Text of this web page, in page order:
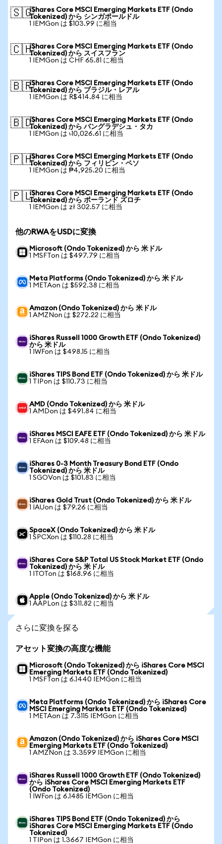
🇸🇬iShares Core MSCI Emerging Markets ETF (Ondo
Tokenized) から シンガポールドル
1 IEMGon は $103.99 に相当
🇨🇭iShares Core MSCI Emerging Markets ETF (Ondo
Tokenized) から スイスフラン
1 IEMGon は CHF 65.81 に相当
🇧🇷iShares Core MSCI Emerging Markets ETF (Ondo
Tokenized) から ブラジル・レアル
1 IEMGon は R$414.84 に相当
🇧🇩iShares Core MSCI Emerging Markets ETF (Ondo
Tokenized) から バングラデシュ・タカ
1 IEMGon は ৳10,026.61 に相当
🇵🇭iShares Core MSCI Emerging Markets ETF (Ondo
Tokenized) から フィリピン・ペソ
1 IEMGon は ₱4,925.20 に相当
🇵🇱iShares Core MSCI Emerging Markets ETF (Ondo
Tokenized) から ポーランド ズロチ
1 IEMGon は zł 302.57 に相当
他のRWAをUSDに変換
Microsoft (Ondo Tokenized) から 米ドル
1 MSFTon は $497.79 に相当
Meta Platforms (Ondo Tokenized) から 米ドル
1 METAon は $592.38 に相当
Amazon (Ondo Tokenized) から 米ドル
1 AMZNon は $272.22 に相当
iShares Russell 1000 Growth ETF (Ondo Tokenized)
から 米ドル
1 IWFon は $498.15 に相当
iShares TIPS Bond ETF (Ondo Tokenized) から 米ドル
1 TIPon は $110.73 に相当
AMD (Ondo Tokenized) から 米ドル
1 AMDon は $491.84 に相当
iShares MSCI EAFE ETF (Ondo Tokenized) から 米ドル
1 EFAon は $109.48 に相当
iShares 0-3 Month Treasury Bond ETF (Ondo
Tokenized) から 米ドル
1 SGOVon は $101.83 に相当
iShares Gold Trust (Ondo Tokenized) から 米ドル
1 IAUon は $79.26 に相当
SpaceX (Ondo Tokenized) から 米ドル
1 SPCXon は $110.28 に相当
iShares Core S&P Total US Stock Market ETF (Ondo
Tokenized) から 米ドル
1 ITOTon は $168.96 に相当
Apple (Ondo Tokenized) から 米ドル
1 AAPLon は $311.82 に相当
さらに変換を探る
アセット変換の高度な機能
Microsoft (Ondo Tokenized) から iShares Core MSCI
Emerging Markets ETF (Ondo Tokenized)
1 MSFTon は 6.1440 IEMGon に相当
Meta Platforms (Ondo Tokenized) から iShares Core
MSCI Emerging Markets ETF (Ondo Tokenized)
1 METAon は 7.3115 IEMGon に相当
Amazon (Ondo Tokenized) から iShares Core MSCI
Emerging Markets ETF (Ondo Tokenized)
1 AMZNon は 3.3599 IEMGon に相当
iShares Russell 1000 Growth ETF (Ondo Tokenized)
から iShares Core MSCI Emerging Markets ETF
(Ondo Tokenized)
1 IWFon は 6.1485 IEMGon に相当
iShares TIPS Bond ETF (Ondo Tokenized) から
iShares Core MSCI Emerging Markets ETF (Ondo
Tokenized)
1 TIPon は 1.3667 IEMGon に相当